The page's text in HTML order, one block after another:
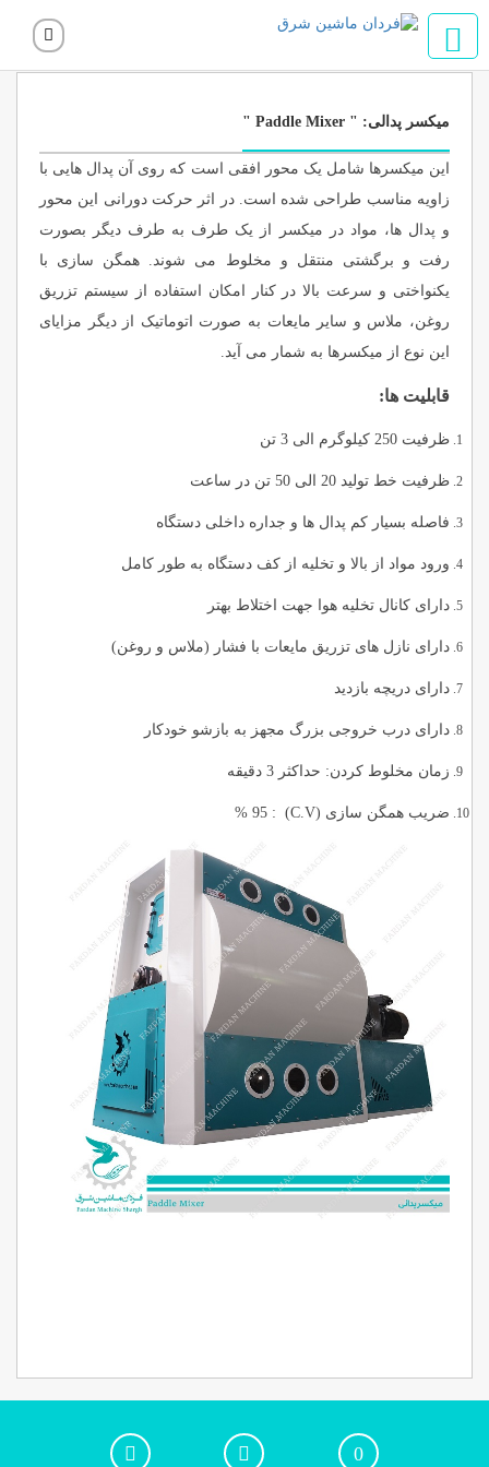
محصولات
میکسر
میکسر پدالی: " Paddle Mixer "
این میکسرها شامل یک محور افقى است که روى آن پدال هایی با
زاویه مناسب طراحی شده است. در اثر حرکت دورانی این محور
و پدال ها، مواد در میکسر از یک طرف به طرف دیگر بصورت
رفت و برگشتى منتقل و مخلوط مى شوند. همگن سازى با
یکنواختى و سرعت بالا در کنار امکان استفاده از سیستم تزریق
روغن، ملاس و سایر مایعات به صورت اتوماتیک از دیگر مزایاى
این نوع از میکسرها به شمار می آید.
قابلیت ها:
ظرفیت 250 کیلوگرم الى 3 تن
ظرفیت خط تولید 20 الى 50 تن در ساعت
فاصله بسیار کم پدال ها و جداره داخلى دستگاه
ورود مواد از بالا و تخلیه از کف دستگاه به طور کامل
دارای کانال تخلیه هوا جهت اختلاط بهتر
دارای نازل های تزریق مایعات با فشار (ملاس و روغن)
داراى دریچه بازدید
دارای درب خروجى بزرگ مجهز به بازشو خودکار
زمان مخلوط کردن: حداکثر 3 دقیقه
ضریب همگن سازی (C.V)
: 95 %